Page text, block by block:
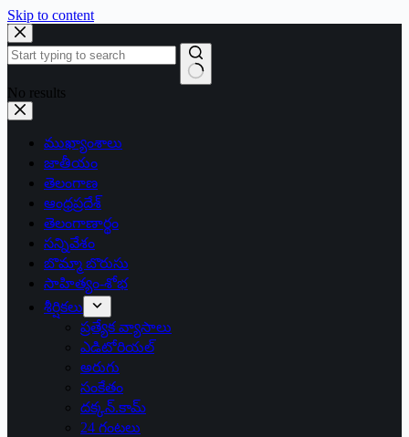
Skip to content
No results
ముఖ్యాంశాలు
జాతీయం
తెలంగాణ
ఆంధ్రప్రదేశ్
తెలంగాణార్థం
సన్నివేశం
బొమ్మా బొరుసు
సాహిత్యం-శోభ
శీర్షికలు
ప్రత్యేక వ్యాసాలు
ఎడిటోరియల్
అరుగు
సంకేతం
దక్కన్.కామ్
24 గంటలు